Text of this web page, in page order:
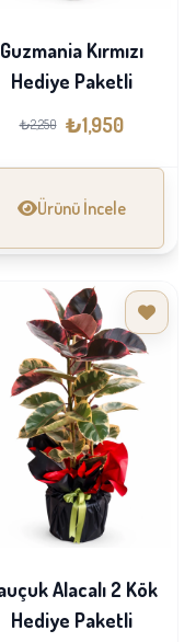
Guzmania Kırmızı
Hediye Paketli
₺2,250 ₺1,950
Ürünü İncele
Alacalı 2 Kök
Hediye Paketli